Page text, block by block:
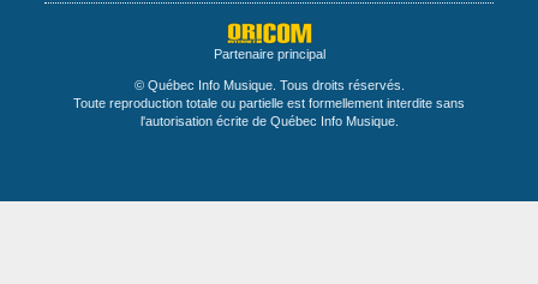
Partenaire principal
© Québec Info Musique. Tous droits réservés.
Toute reproduction totale ou partielle est formellement interdite sans
l'autorisation écrite de Québec Info Musique.